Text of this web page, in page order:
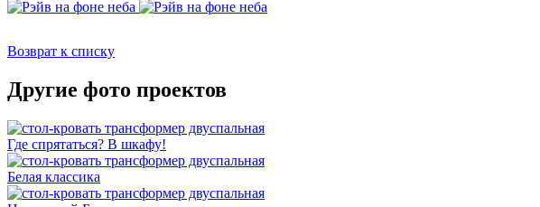
Возврат к списку
Другие фото проектов
Где спрятаться? В шкафу!
Белая классика